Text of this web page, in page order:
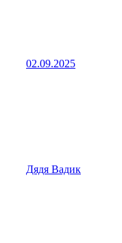
02.09.2025
Дядя Вадик